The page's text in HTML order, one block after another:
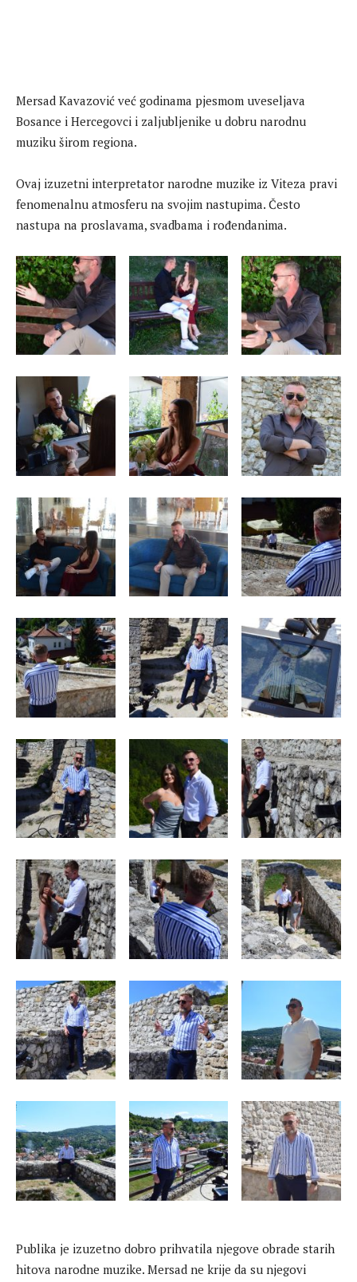
Mersad Kavazović već godinama pjesmom uveseljava
Bosance i Hercegovci i zaljubljenike u dobru narodnu
muziku širom regiona.
Ovaj izuzetni interpretator narodne muzike iz Viteza pravi
fenomenalnu atmosferu na svojim nastupima. Često
nastupa na proslavama, svadbama i rođendanima.
Publika je izuzetno dobro prihvatila njegove obrade starih
hitova narodne muzike. Mersad ne krije da su njegovi